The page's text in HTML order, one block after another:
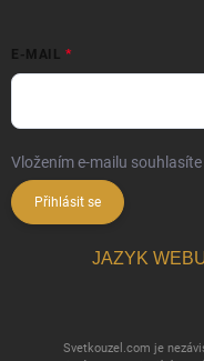
E-MAIL
Vložením e-mailu souhlasíte
Přihlásit se
JAZYK
Svetkouzel.com je